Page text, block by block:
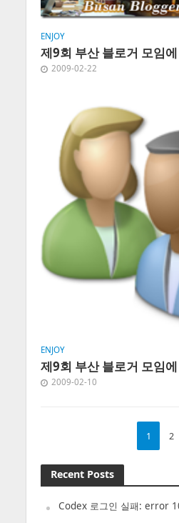
ENJOY
제9회 부산 블로거 모임
2009-02-22
ENJOY
제9회 부산 블로거 모임
2009-02-10
1 2
Recent Posts
Codex 로그인 실패: error